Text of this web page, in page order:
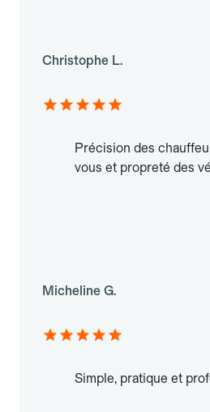
Christophe L.
Précision des
vous et propreté des
Micheline G.
Simple, pratique et